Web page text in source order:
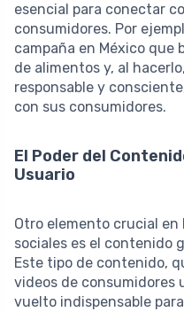
esencial para conectar
consumidores. Por
campaña en México que
de alimentos y, al
responsable y
con sus consumidores.
El Poder del
Usuario
Otro elemento crucial
sociales es el contenido
Este tipo de contenido,
videos de consumidores
vuelto indispensable